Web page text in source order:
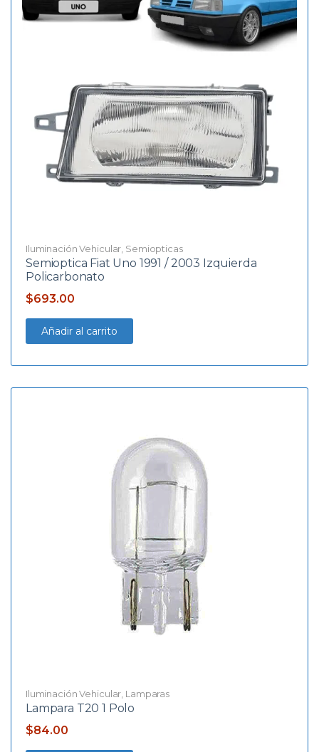
Iluminación Vehicular Semiopticas
Semioptica Fiat Uno 1991 / 2003 Izquierda
Policarbonato
$693.00
Añadir al carrito
Iluminación Vehicular Lamparas
Lampara T20 1 Polo
$84.00